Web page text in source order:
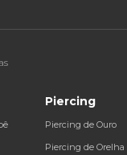
Piercing
Piercing de Ouro
Piercing de Orelha